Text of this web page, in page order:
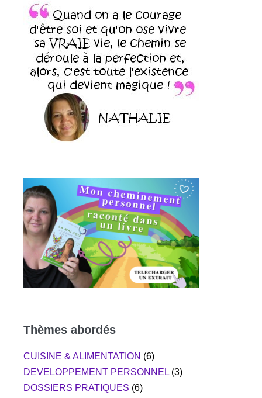
jus
Thèmes abordés
CUISINE & ALIMENTATION (6)
DEVELOPPEMENT PERSONNEL(3)
DOSSIERS PRATIQUES (6)